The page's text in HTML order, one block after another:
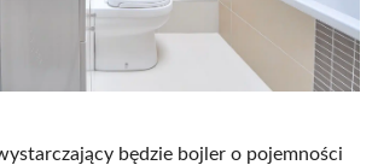
będzie bojler o pojemności